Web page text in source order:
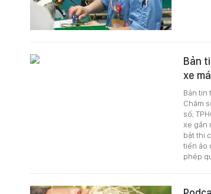
Bản
xe
Bản tin
Chăm
số;
xe gắn
bật thi
tiền ảo
phép